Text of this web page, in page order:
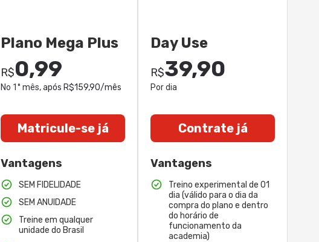
Plano Mega Plus
R$0,99
No 1° mês, após R$159,90/mês
Matricule-se já
Vantagens
SEM FIDELIDADE
SEM ANUIDADE
Treine em qualquer
unidade do Brasil
Day Use
R$39,90
Por dia
Contrate já
Vantagens
Treino experimental de 01
dia (válido para o dia da
compra do plano e dentro
do horário de
funcionamento da
academia)